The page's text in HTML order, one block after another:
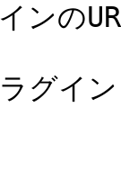
ンの
グイ